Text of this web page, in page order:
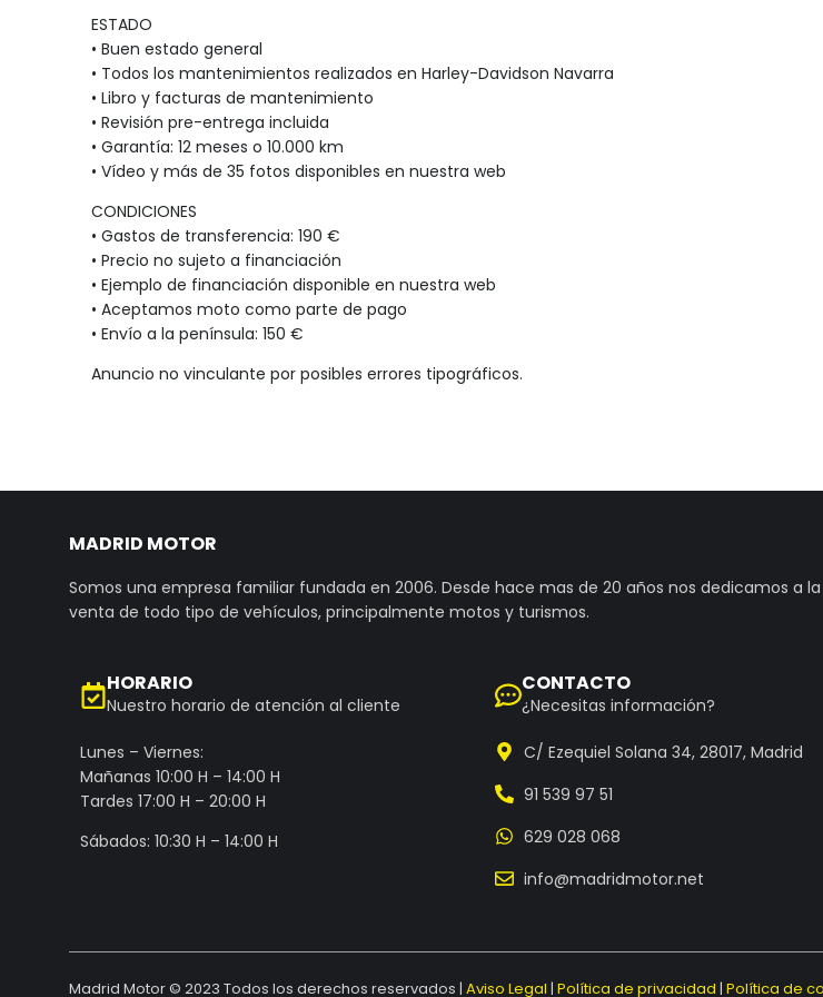
ESTADO
• Buen estado general
• Todos los mantenimientos realizados en Harley-Davidson Navarra
• Libro y facturas de mantenimiento
• Revisión pre-entrega incluida
• Garantía: 12 meses o 10.000 km
• Vídeo y más de 35 fotos disponibles en nuestra web
CONDICIONES
• Gastos de transferencia: 190 €
• Precio no sujeto a financiación
• Ejemplo de financiación disponible en nuestra web
• Aceptamos moto como parte de pago
• Envío a la península: 150 €
Anuncio no vinculante por posibles errores tipográficos.
MADRID MOTOR
Somos una empresa familiar fundada en 2006. Desde hace mas de 20 años nos dedicamos a
venta de todo tipo de vehículos, principalmente motos y turismos.
HORARIO
Nuestro horario de atención al cliente
Lunes – Viernes:
Mañanas 10:00 H – 14:00 H
Tardes 17:00 H – 20:00 H
Sábados: 10:30 H – 14:00 H
CONTACTO
¿Necesitas información?
C/ Ezequiel Solana 34, 28017, Madrid
91 539 97 51
629 028 068
info@madridmotor.net
Madrid Motor © 2023 Todos los derechos reservados | Aviso Legal | Política de privacidad | Política de